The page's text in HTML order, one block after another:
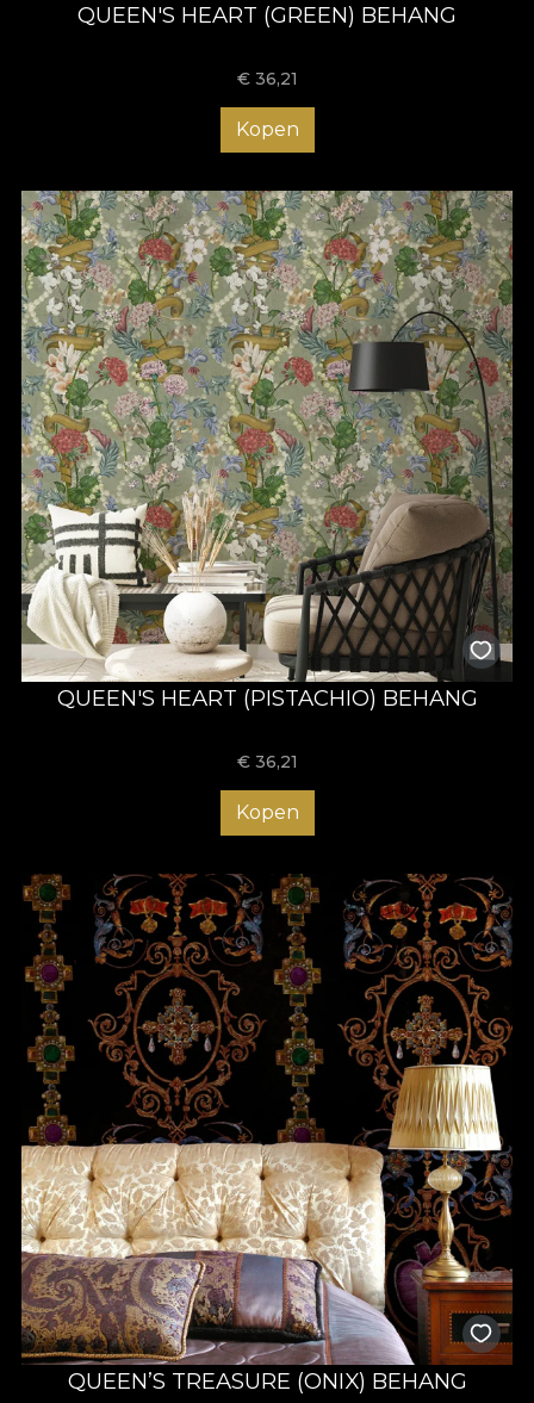
QUEEN'S HEART (GREEN) BEHANG
€ 36,21
Kopen
QUEEN'S HEART (PISTACHIO) BEHANG
€ 36,21
Kopen
QUEEN’S TREASURE (ONIX) BEHANG